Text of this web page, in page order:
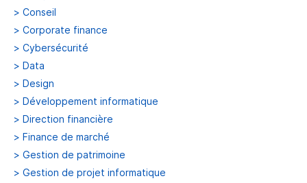
> Conseil
> Corporate finance
> Cybersécurité
> Data
> Design
> Développement informatique
> Direction financière
> Finance de marché
> Gestion de patrimoine
> Gestion de projet informatique